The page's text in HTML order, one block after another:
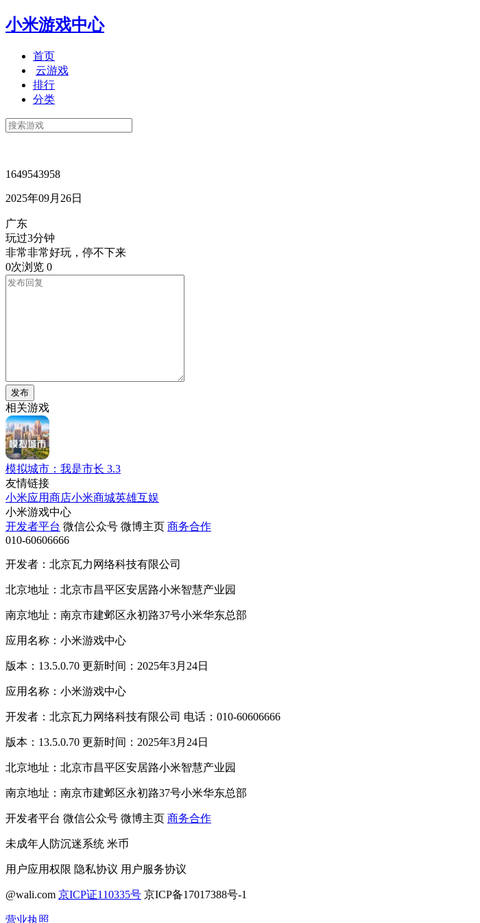
小米游戏中心
首页
云游戏
排行
分类
1649543958
2025年09月26日
广东
玩过3分钟
非常非常好玩，停不下来
0次浏览 0
发布
相关游戏
模拟城市：我是市长 3.3
友情链接
小米应用商店小米商城英雄互娱
小米游戏中心
开发者平台 微信公众号 微博主页 商务合作
010-60606666
开发者：北京瓦力网络科技有限公司
北京地址：北京市昌平区安居路小米智慧产业园
南京地址：南京市建邺区永初路37号小米华东总部
应用名称：小米游戏中心
版本：13.5.0.70 更新时间：2025年3月24日
应用名称：小米游戏中心
开发者：北京瓦力网络科技有限公司 电话：010-60606666
版本：13.5.0.70 更新时间：2025年3月24日
北京地址：北京市昌平区安居路小米智慧产业园
南京地址：南京市建邺区永初路37号小米华东总部
开发者平台 微信公众号 微博主页 商务合作
未成年人防沉迷系统 米币
用户应用权限 隐私协议 用户服务协议
@wali.com 京ICP证110335号 京ICP备17017388号-1
营业执照